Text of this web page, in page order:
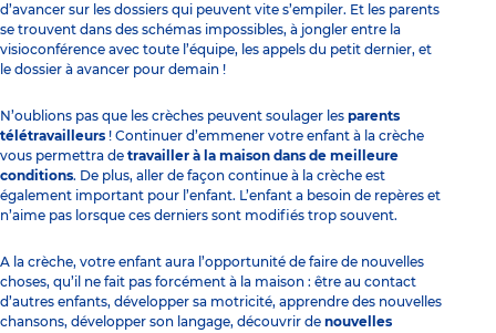
d’avancer sur les dossiers qui peuvent vite s’empiler. Et les parents
se trouvent dans des schémas impossibles, à jongler entre la
visioconférence avec toute l’équipe, les appels du petit dernier, et
le dossier à avancer pour demain !
N’oublions pas que les crèches peuvent soulager les parents
télétravailleurs ! Continuer d’emmener votre enfant à la crèche
vous permettra de travailler à la maison dans de meilleure
conditions. De plus, aller de façon continue à la crèche est
également important pour l’enfant. L’enfant a besoin de repères et
n’aime pas lorsque ces derniers sont modifiés trop souvent.
A la crèche, votre enfant aura l’opportunité de faire de nouvelles
choses, qu’il ne fait pas forcément à la maison : être au contact
d’autres enfants, développer sa motricité, apprendre des nouvelles
chansons, développer son langage, découvrir de nouvelles